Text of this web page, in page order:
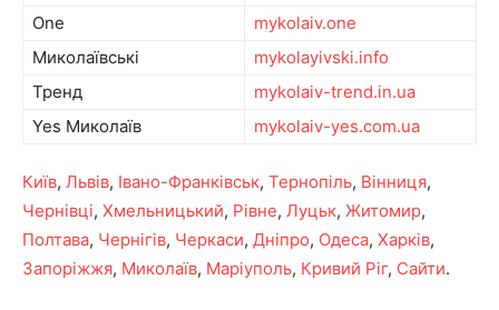
One
mykolaiv.one
Миколаївські
mykolayivski.info
Тренд
mykolaiv-trend.in.ua
Yes Миколаїв
mykolaiv-yes.com.ua
Київ, Львів, Івано-Франківськ, Тернопіль, Вінниця,
Чернівці, Хмельницький, Рівне, Луцьк, Житомир,
Полтава, Чернігів, Черкаси, Дніпро, Одеса, Харків,
Запоріжжя, Миколаїв, Маріуполь, Кривий Ріг, Сайти.